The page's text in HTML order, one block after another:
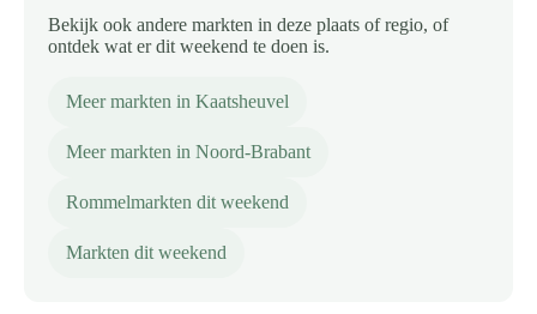
Bekijk ook andere markten in deze plaats of regio, of
ontdek wat er dit weekend te doen is.
Meer markten in Kaatsheuvel
Meer markten in Noord-Brabant
Rommelmarkten dit weekend
Markten dit weekend